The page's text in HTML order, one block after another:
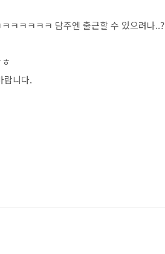
ㅋㅋㅋㅋㅋ 담주엔 출근할 수 있으려나..?
랍니다.